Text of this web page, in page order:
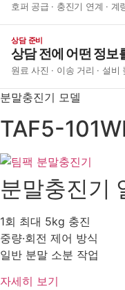
호퍼 공급 · 충진기 연계 · 계
상담 준비
상담 전에 어떤 정보
원료 사진 · 이송 거리 · 설비
분말충진기 모델
TAF5-
분말충진기
1회 최대 5kg 충진
중량·회전 제어 방식
일반 분말 소분 작업
자세히 보기